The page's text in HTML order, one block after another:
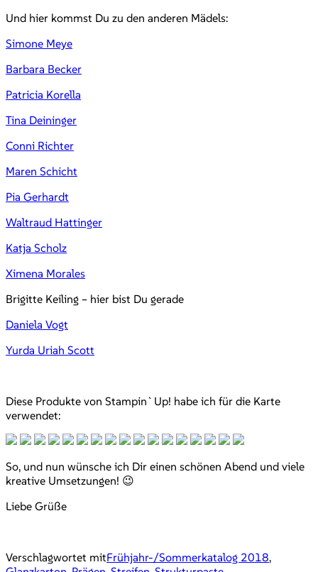
Und hier kommst Du zu den anderen Mädels:
Simone Meye
Barbara Becker
Patricia Korella
Tina Deininger
Conni Richter
Maren Schicht
Pia Gerhardt
Waltraud Hattinger
Katja Scholz
Ximena Morales
Brigitte Keiling – hier bist Du gerade
Daniela Vogt
Yurda Uriah Scott
Diese Produkte von Stampin`Up! habe ich für die Karte
verwendet:
So, und nun wünsche ich Dir einen schönen Abend und viele
kreative Umsetzungen! 😉
Liebe Grüße
Verschlagwortet mitFrühjahr-/Sommerkatalog 2018,